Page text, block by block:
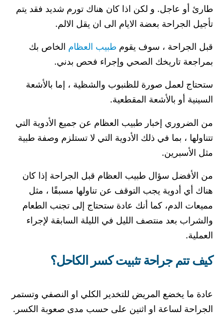
طارئ أو عاجل. و لكن اذا كان هناك تورم شديد فقد يتم
تأجيل الجراحة بعضة الايام الى ان يقل الالم.
قبل الجراحة ، سوف يقوم طبيب العظام الخاص بك
بمراجعة تاريخك الصحي وإجراء فحص بدني.
ستحتاج لعمل صورة للظنبوب والشظية ، إما بالأشعة
السينية أو بالأشعة المقطعية.
من الضروري إخبار طبيب العظام عن جميع الأدوية التي
تتناولها ، بما في ذلك الأدوية التي لا تستلزم وصفة طبية
مثل الأسبرين.
من الأفضل سؤال طبيب العظام قبل الجراحة إذا كان
هناك أي أدوية يجب التوقف عن تناولها مسبقًا ، مثل
مميعات الدم، كما أنك عادة ستحتاج إلى تجنب الطعام
والشراب بعد منتصف الليل في الليلة السابقة لإجراء
العملية.
كيف تتم جراحة تثبيت كسر الكاحل؟
عادة ما يخضع المريض للتخدير الكلي او النصفي وتستمر
الجراحة لساعة او اثنين على حسب مدى صعوبة الكسر.